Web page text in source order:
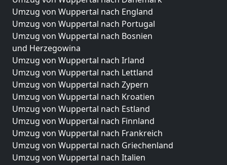
Umzug von Wuppertal nach England
Umzug von Wuppertal nach Portugal
Umzug von Wuppertal nach Bosnien
und Herzegowina
Umzug von Wuppertal nach Irland
Umzug von Wuppertal nach Lettland
Umzug von Wuppertal nach Zypern
Umzug von Wuppertal nach Kroatien
Umzug von Wuppertal nach Estland
Umzug von Wuppertal nach Finnland
Umzug von Wuppertal nach Frankreich
Umzug von Wuppertal nach Griechenland
Umzug von Wuppertal nach Italien